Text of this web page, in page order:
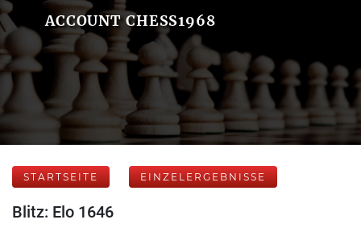
ACCOUNT CHESS1968
STARTSEITE EINZELERGEBNISSE
Blitz: Elo 1646